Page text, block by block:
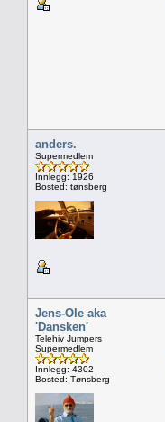
anders.
Supermedlem
Innlegg: 1926
Bosted: tønsberg
Jens-Ole aka
'Dansken'
Telehiv Jumpers
Supermedlem
Innlegg: 4302
Bosted: Tønsberg